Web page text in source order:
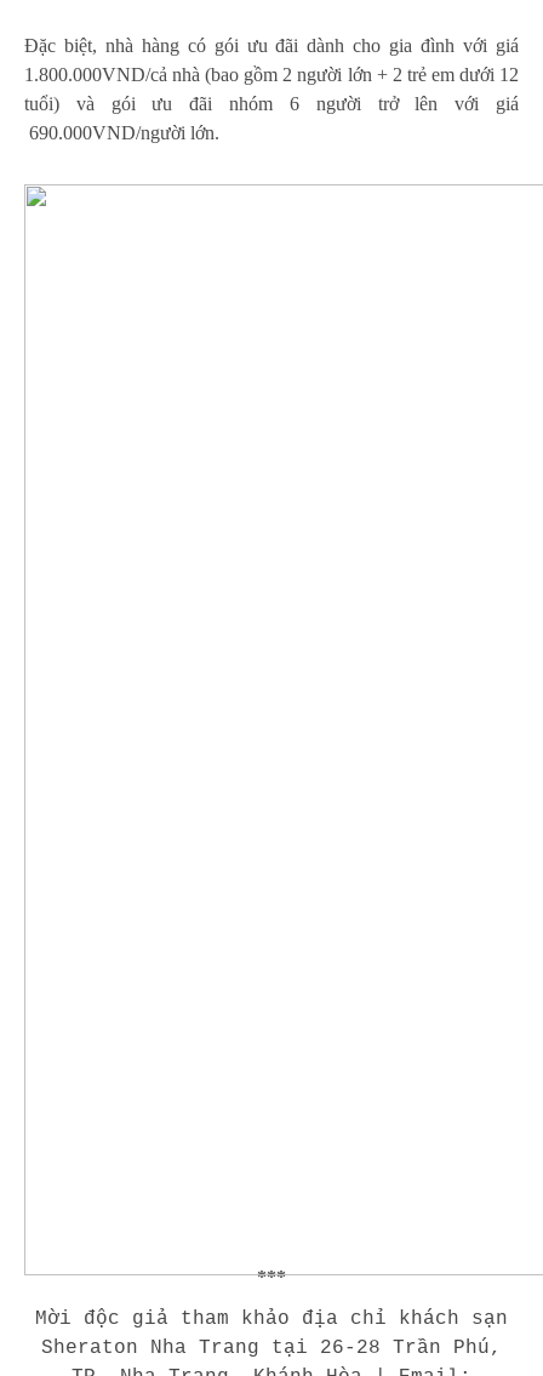
Đặc biệt, nhà hàng có gói ưu đãi dành cho gia đình với giá
1.800.000VND/cả nhà (bao gồm 2 người lớn + 2 trẻ em dưới 12
tuổi) và gói ưu đãi nhóm 6 người trở lên với giá
690.000VND/người lớn.
***
Mời độc giả tham khảo địa chỉ khách sạn
Sheraton Nha Trang tại 26-28 Trần Phú,